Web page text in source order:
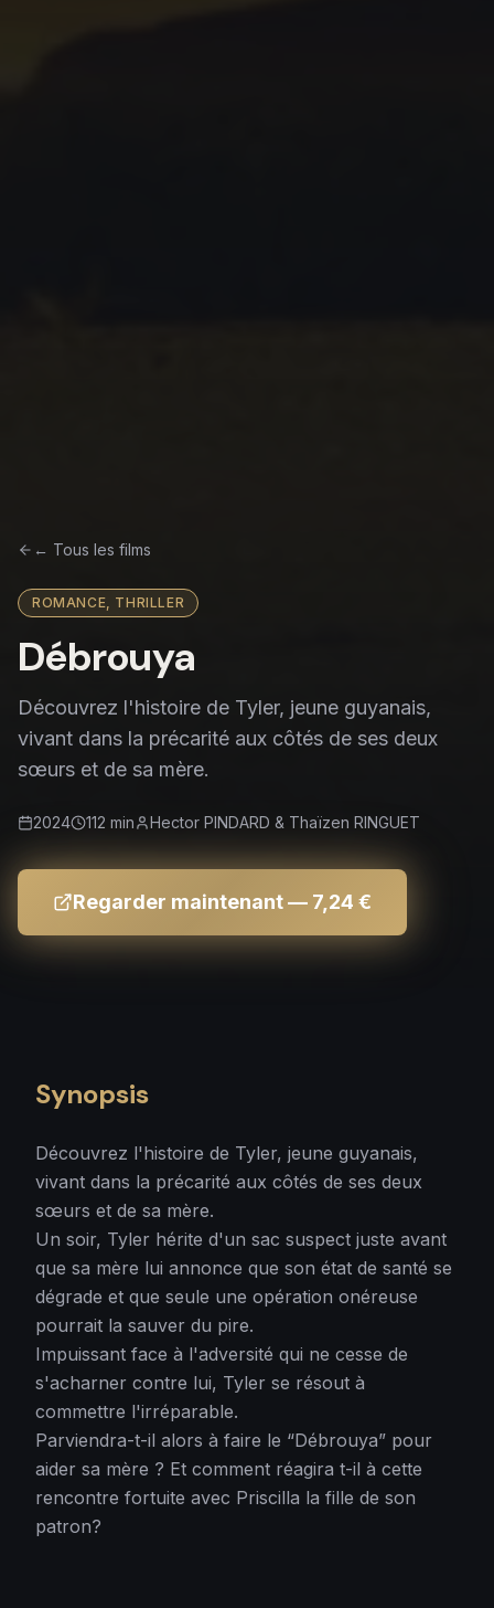
← Tous les films
ROMANCE, THRILLER
Débrouya
Découvrez l'histoire de Tyler, jeune guyanais,
vivant dans la précarité aux côtés de ses deux
sœurs et de sa mère.
2024 112 min Hector PINDARD & Thaïzen RINGUET
Regarder maintenant— 7,24 €
Synopsis
Découvrez l'histoire de Tyler, jeune guyanais,
vivant dans la précarité aux côtés de ses deux
sœurs et de sa mère.
Un soir, Tyler hérite d'un sac suspect juste avant
que sa mère lui annonce que son état de santé se
dégrade et que seule une opération onéreuse
pourrait la sauver du pire.
Impuissant face à l'adversité qui ne cesse de
s'acharner contre lui, Tyler se résout à
commettre l'irréparable.
Parviendra-t-il alors à faire le “Débrouya” pour
aider sa mère ? Et comment réagira t-il à cette
rencontre fortuite avec Priscilla la fille de son
patron?